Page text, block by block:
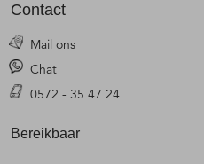
Contact
Mail ons
Chat
0572 - 35 47 24
Bereikbaar